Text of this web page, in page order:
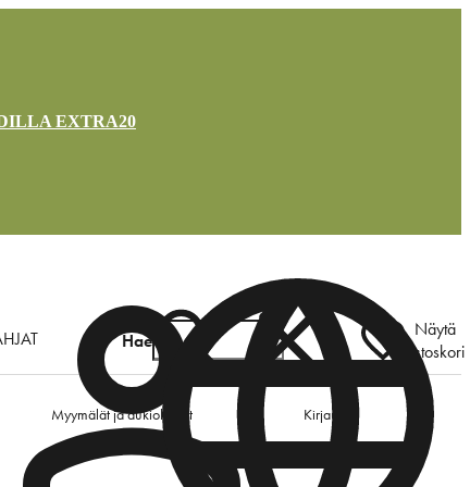
EXTRA20
Myymälät ja aukioloajat Kirjaudu
Hae
Näytä
ostoskori